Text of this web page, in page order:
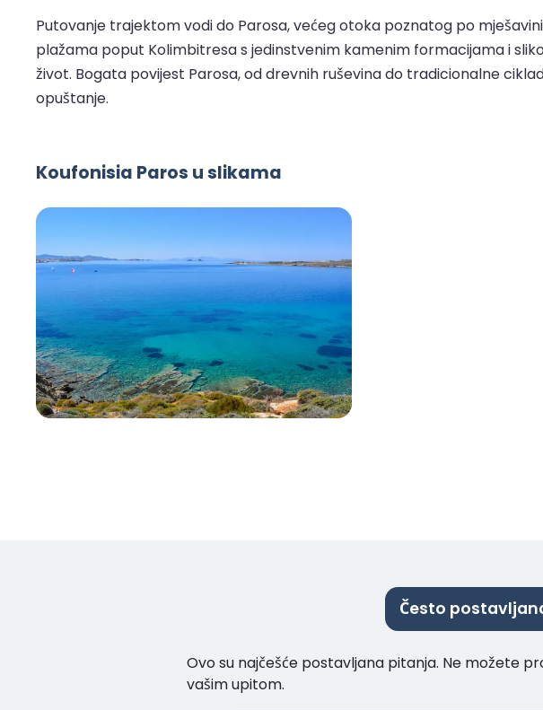
Putovanje trajektom vodi do Parosa, većeg otoka poznatog po
plažama poput Kolimbitresa s jedinstvenim kamenim formacijama i
život. Bogata povijest Parosa, od drevnih ruševina do tradicionalne
opuštanje.
Koufonisia Paros u slikama
Često
Ovo su najčešće postavljana pitanja. Ne možete
vašim upitom.